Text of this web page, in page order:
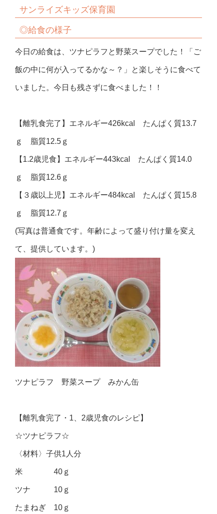
サンライズキッズ保育園
◎給食の様子
今日の給食は、ツナピラフと野菜スープでした！「ご
飯の中に何が入ってるかな～？」と楽しそうに食べて
いました。今日も残さずに食べました！！
【離乳食完了】エネルギー426kcal たんぱく質13.7
ｇ 脂質12.5ｇ
【1.2歳児食】エネルギー443kcal たんぱく質14.0
ｇ 脂質12.6ｇ
【３歳以上児】エネルギー484kcal たんぱく質15.8
ｇ 脂質12.7ｇ
(写真は普通食です。年齢によって盛り付け量を変え
て、提供しています。)
ツナピラフ 野菜スープ みかん缶
【離乳食完了・1、2歳児食のレシピ】
☆ツナピラフ☆
〈材料〉子供1人分
米 40ｇ
ツナ 10ｇ
たまねぎ 10ｇ